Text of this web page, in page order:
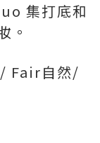
集打底和
。
Fair自然/